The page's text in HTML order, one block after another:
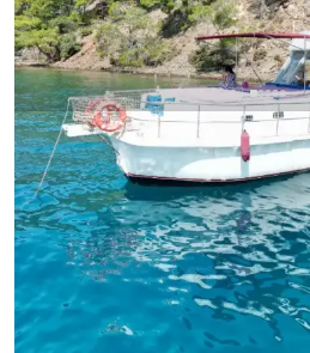
Göcek, Muğla
10-Person Capacity, Crew-On-
Location de yacht
Avec capitaine
Bateau
Navigation 10 Pers. · 3 Cabine ·
Le plus bas
24.000 TL
Voir